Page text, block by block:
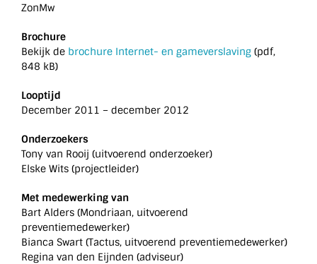
ZonMw
Brochure
Bekijk de brochure Internet- en gameverslaving (pdf,
848 kB)
Looptijd
December 2011 – december 2012
Onderzoekers
Tony van Rooij (uitvoerend onderzoeker)
Elske Wits (projectleider)
Met medewerking van
Bart Alders (Mondriaan, uitvoerend
preventiemedewerker)
Bianca Swart (Tactus, uitvoerend preventiemedewerker)
Regina van den Eijnden (adviseur)